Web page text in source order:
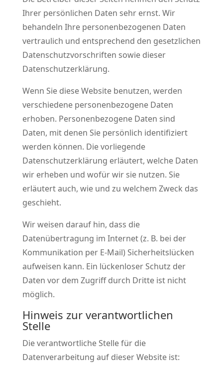
Ihrer persönlichen Daten sehr ernst. Wir
behandeln Ihre personenbezogenen Daten
vertraulich und entsprechend den gesetzlichen
Datenschutzvorschriften sowie dieser
Datenschutzerklärung.
Wenn Sie diese Website benutzen, werden
verschiedene personenbezogene Daten
erhoben. Personenbezogene Daten sind
Daten, mit denen Sie persönlich identifiziert
werden können. Die vorliegende
Datenschutzerklärung erläutert, welche Daten
wir erheben und wofür wir sie nutzen. Sie
erläutert auch, wie und zu welchem Zweck das
geschieht.
Wir weisen darauf hin, dass die
Datenübertragung im Internet (z. B. bei der
Kommunikation per E-Mail) Sicherheitslücken
aufweisen kann. Ein lückenloser Schutz der
Daten vor dem Zugriff durch Dritte ist nicht
möglich.
Hinweis zur verantwortlichen
Stelle
Die verantwortliche Stelle für die
Datenverarbeitung auf dieser Website ist: